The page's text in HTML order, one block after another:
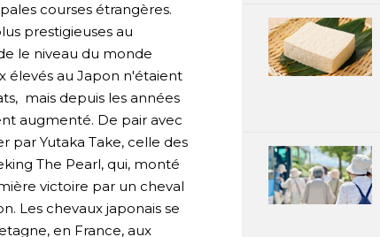
courses étrangères.
prestigieuses au
le niveau du monde
élevés au Japon n'étaient
mais depuis les années
augmenté. De pair avec
par Yutaka Take, celle des
The Pearl, qui, monté
victoire par un cheval
Les chevaux japonais se
en France, aux